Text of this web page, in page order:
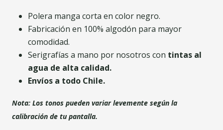
Polera manga corta en color negro.
Fabricación en 100% algodón para mayor
comodidad.
Serigrafías a mano por nosotros con tintas al
agua de alta calidad.
Envíos a todo Chile.
Nota: Los tonos pueden variar levemente según la
calibración de tu pantalla.